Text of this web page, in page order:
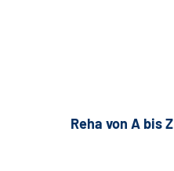
Reha von A bis Z